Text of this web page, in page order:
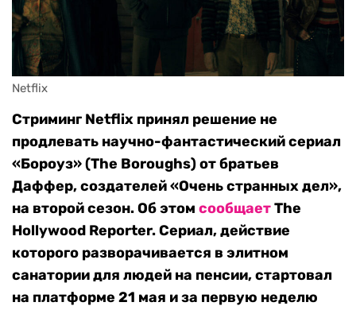
Netflix
Стриминг Netflix принял решение не
продлевать научно-фантастический сериал
«Бороуз» (The Boroughs) от братьев
Даффер, создателей «Очень странных дел»,
на второй сезон. Об этом сообщаетThe
Hollywood Reporter. Сериал, действие
которого разворачивается в элитном
санатории для людей на пенсии, стартовал
на платформе 21 мая и за первую неделю